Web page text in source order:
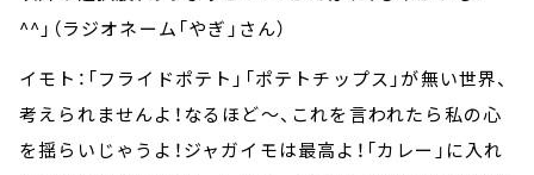
^^」（ラジオネーム「やぎ」さん）
イモト：「フライドポテト」「ポテトチップス」が無い世界、
考えられませんよ！なるほど～、これを言われたら私の心
を揺らいじゃうよ！ジャガイモは最高よ！「カレー」に入れ